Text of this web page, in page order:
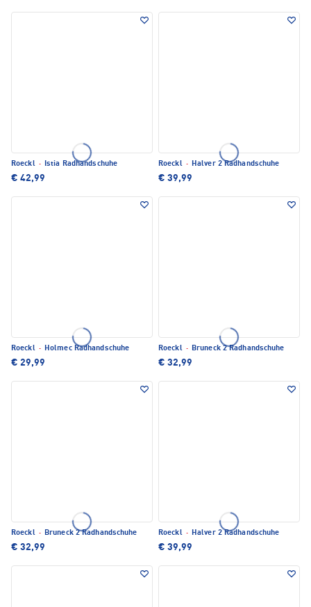
Roeckl · Istia Radhandschuhe
€ 42,99
Roeckl · Halver 2 Radhandschuhe
€ 39,99
Roeckl · Holmec Radhandschuhe
€ 29,99
Roeckl · Bruneck 2 Radhandschuhe
€ 32,99
Roeckl · Bruneck 2 Radhandschuhe
€ 32,99
Roeckl · Halver 2 Radhandschuhe
€ 39,99